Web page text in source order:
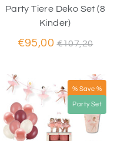
Party Tiere Deko Set (8
Kinder)
€95,00 Normaler
€107,20
% Save %
Party Set